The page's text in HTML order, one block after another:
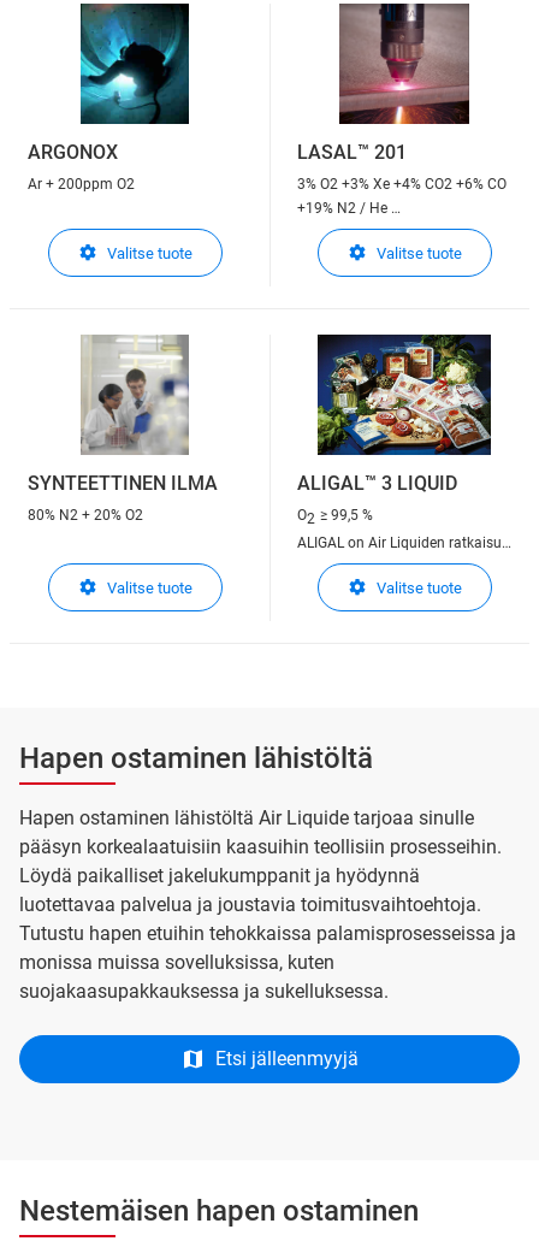
ARGONOX
Ar + 200ppm O2
Valitse tuote
LASAL™ 201
3% O2 +3% Xe +4% CO2 +6% CO
+19% N2 / He
LASAL™ on Air Liquiden ratkaisu
lasersovelluksiinValitse tuote
SYNTEETTINEN ILMA
80% N2 + 20% O2
Valitse tuote
ALIGAL™ 3 LIQUID
O2 ≥ 99,5 %
ALIGAL on Air Liquiden ratkaisu
elintarvikekäyttöön
Valitse tuote
Hapen ostaminen lähistöltä
Hapen ostaminen lähistöltä Air Liquide tarjoaa sinulle
pääsyn korkealaatuisiin kaasuihin teollisiin prosesseihin.
Löydä paikalliset jakelukumppanit ja hyödynnä
luotettavaa palvelua ja joustavia toimitusvaihtoehtoja.
Tutustu hapen etuihin tehokkaissa palamisprosesseissa ja
monissa muissa sovelluksissa, kuten
suojakaasupakkauksessa ja sukelluksessa.
Etsi jälleenmyyjä
Nestemäisen hapen ostaminen